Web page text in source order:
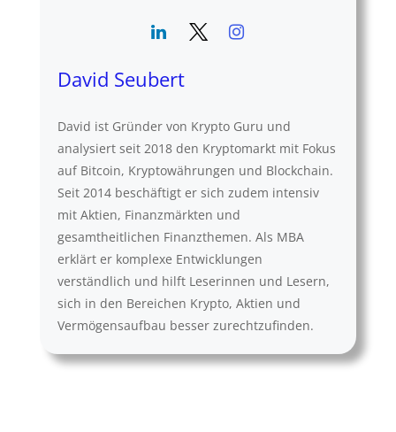
David Seubert
David ist Gründer von Krypto Guru und
analysiert seit 2018 den Kryptomarkt mit Fokus
auf Bitcoin, Kryptowährungen und Blockchain.
Seit 2014 beschäftigt er sich zudem intensiv
mit Aktien, Finanzmärkten und
gesamtheitlichen Finanzthemen. Als MBA
erklärt er komplexe Entwicklungen
verständlich und hilft Leserinnen und Lesern,
sich in den Bereichen Krypto, Aktien und
Vermögensaufbau besser zurechtzufinden.